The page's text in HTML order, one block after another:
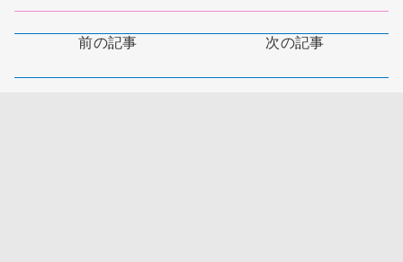
前の記事 次の記事